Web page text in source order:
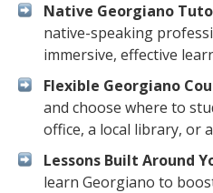
Native Georgiano
native-speaking
immersive, effective
Flexible Georgiano
and choose where to
office, a local library, or
Lessons Built Around
learn Georgiano to